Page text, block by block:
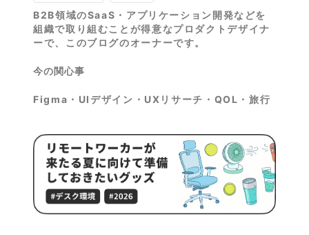
B2B領域のSaaS・アプリケーション開発などを
組織で取り組むことが得意なプロダクトデザイナ
ーで、このブログのオーナーです。
今の関心事
Figma・UIデザイン・UXリサーチ・QOL・旅行